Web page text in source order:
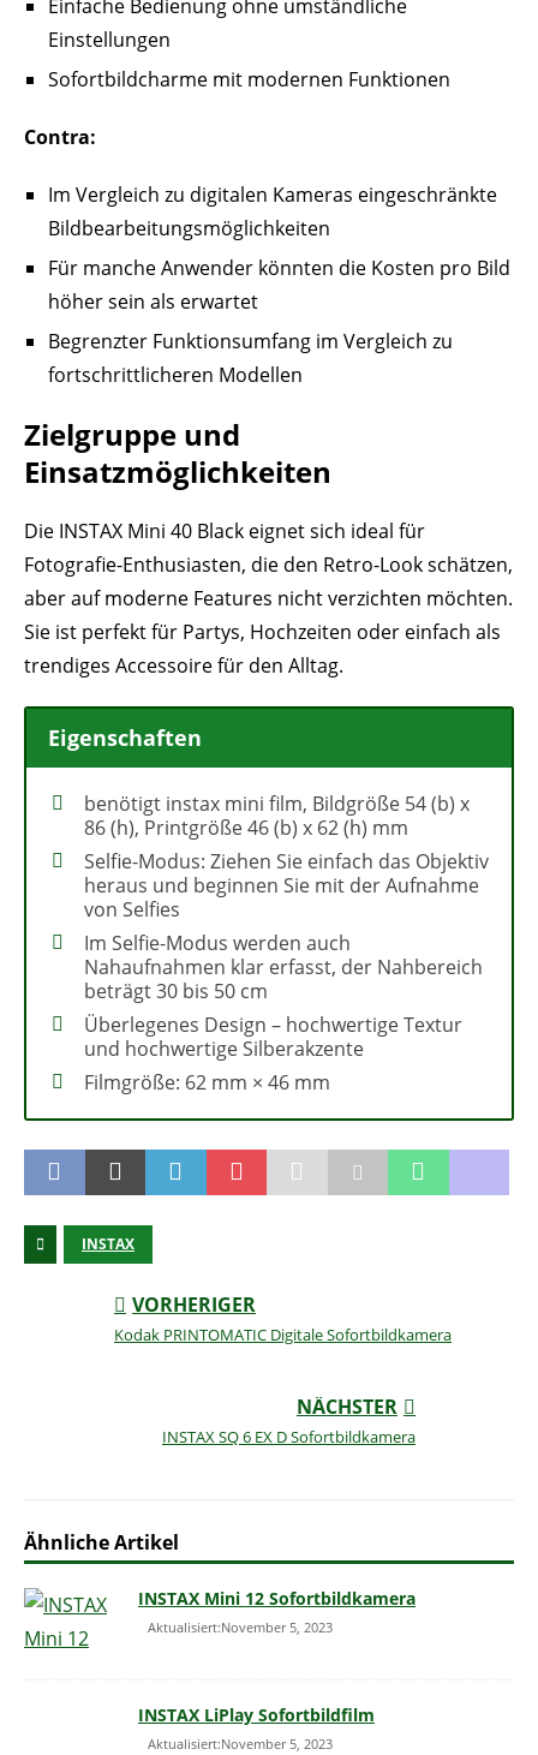
Einfache Bedienung ohne umständliche
Einstellungen
Sofortbildcharme mit modernen Funktionen
Contra:
Im Vergleich zu digitalen Kameras eingeschränkte
Bildbearbeitungsmöglichkeiten
Für manche Anwender könnten die Kosten pro Bild
höher sein als erwartet
Begrenzter Funktionsumfang im Vergleich zu
fortschrittlicheren Modellen
Zielgruppe und
Einsatzmöglichkeiten
Die INSTAX Mini 40 Black eignet sich ideal für
Fotografie-Enthusiasten, die den Retro-Look schätzen,
aber auf moderne Features nicht verzichten möchten.
Sie ist perfekt für Partys, Hochzeiten oder einfach als
trendiges Accessoire für den Alltag.
Eigenschaften
benötigt instax mini film, Bildgröße 54 (b) x
86 (h), Printgröße 46 (b) x 62 (h) mm
Selfie-Modus: Ziehen Sie einfach das Objektiv
heraus und beginnen Sie mit der Aufnahme
von Selfies
Im Selfie-Modus werden auch
Nahaufnahmen klar erfasst, der Nahbereich
beträgt 30 bis 50 cm
Überlegenes Design – hochwertige Textur
und hochwertige Silberakzente
Filmgröße: 62 mm × 46 mm
INSTAX
VORHERIGER
Kodak PRINTOMATIC Digitale Sofortbildkamera
NÄCHSTER
INSTAX SQ 6 EX D Sofortbildkamera
Ähnliche Artikel
INSTAX Mini 12 Sofortbildkamera
Aktualisiert:November 5, 2023
INSTAX LiPlay Sofortbildfilm
Aktualisiert:November 5, 2023